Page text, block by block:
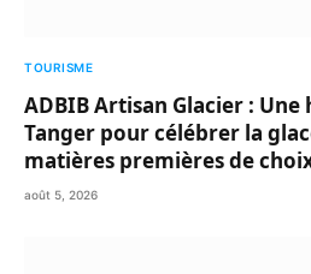
TOURISME
ADBIB Artisan Glacier :
Tanger pour célébrer la
matières premières de
août 5, 2026